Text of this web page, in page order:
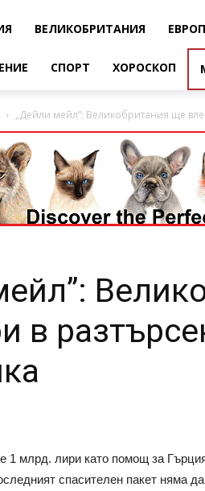
ВЕЛИКОБРИТАНИЯ
СПОРТ ХОРОСКОП
„Дейли мейл”: Великобритания ще
в
1 млрд. лири като помощ за
спасителен пакет няма